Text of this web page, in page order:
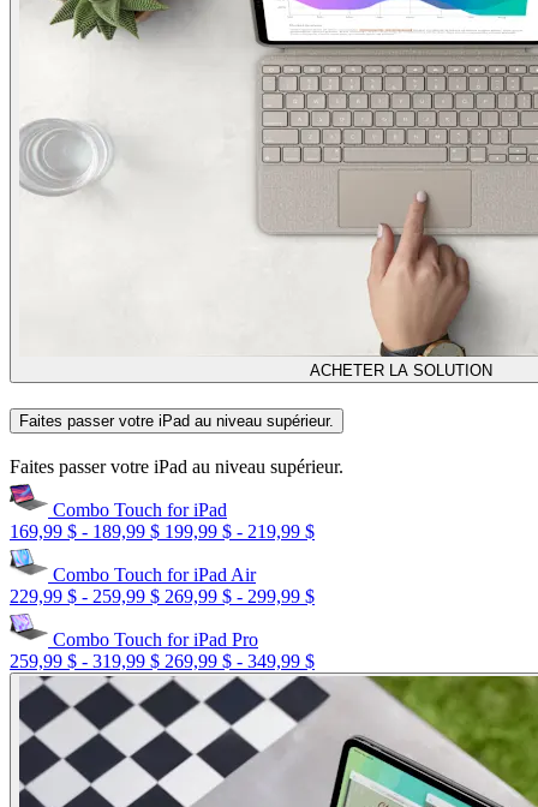
ACHETER LA SOLUTION
Faites passer votre iPad au niveau supérieur.
Faites passer votre iPad au niveau supérieur.
Combo Touch for iPad
169,99 $ - 189,99 $ 199,99 $ - 219,99 $
Combo Touch for iPad Air
229,99 $ - 259,99 $ 269,99 $ - 299,99 $
Combo Touch for iPad Pro
259,99 $ - 319,99 $ 269,99 $ - 349,99 $